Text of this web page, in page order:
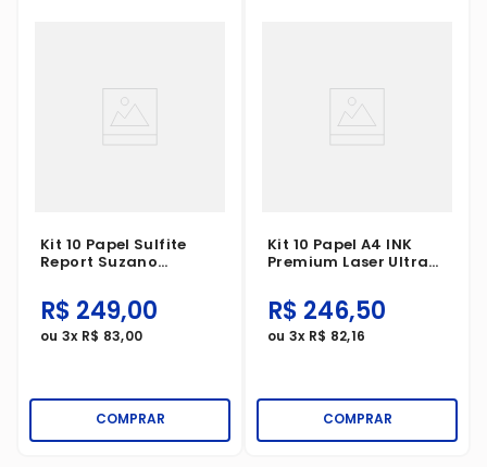
Kit 10 Papel Sulfite
Report Suzano
210X297mm 500
Folhas
R$ 249,00
ou 3x R$ 83,00
COMPRAR
Kit 10 Papel A4 INK
Premium Laser Ultra
500 Folhas
R$ 246,50
ou 3x R$ 82,16
COMPRAR